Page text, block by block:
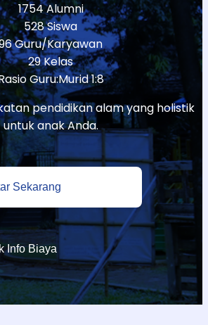
1754 Alumni
528 Siswa
Guru/Karyawan
29 Kelas
Guru:Murid 1:8
pendidikan alam yang holistik
untuk anak Anda.
Sekarang
Info Biaya